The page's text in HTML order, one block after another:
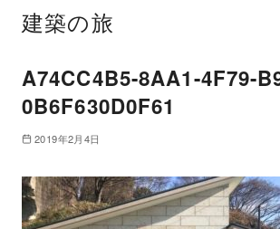
建築の旅
A74CC4B5-8AA1-4F79-
0B6F630D0F61
2019年2月4日